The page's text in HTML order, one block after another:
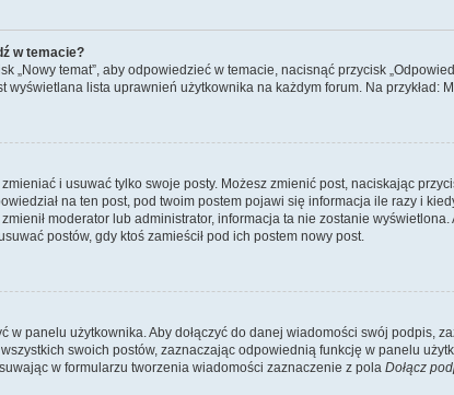
w temacie?
„Nowy temat”, aby odpowiedzieć w temacie, nacisnąć przycisk
lista uprawnień użytkownika na każdym forum. Na przykład:
i usuwać tylko swoje posty. Możesz zmienić post, naciskając
na ten post, pod twoim postem pojawi się informacja ile razy i
moderator lub administrator, informacja ta nie zostanie
postów, gdy ktoś zamieścił pod ich postem nowy post.
panelu użytkownika. Aby dołączyć do danej wiadomości swój podpis,
swoich postów, zaznaczając odpowiednią funkcję w panelu
w formularzu tworzenia wiadomości zaznaczenie z pola Dołącz